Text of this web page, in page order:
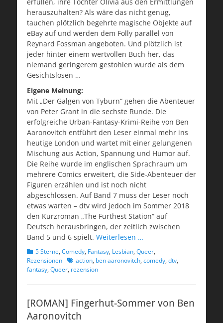
erfüllen, ihre Tochter Olivia aus den Ermittlungen
herauszuhalten? Als wäre das nicht genug,
tauchen plötzlich begehrte magische Objekte auf
eBay auf und werden dem Folly parallel von
Reynard Fossman angeboten. Und plötzlich ist
jeder hinter einem wertvollen Buch her, das
niemand geringerem gestohlen wurde als dem
Gesichtslosen …
Eigene Meinung:
Mit „Der Galgen von Tyburn“ gehen die Abenteuer
von Peter Grant in die sechste Runde. Die
erfolgreiche Urban-Fantasy-Krimi-Reihe von Ben
Aaronovitch entführt den Leser einmal mehr ins
heutige London und wartet mit einer gelungenen
Mischung aus Action, Spannung und Humor auf.
Die Reihe wurde im englischen Sprachraum um
mehrere Comics erweitert, die Side-Abenteuer der
Figuren erzählen und ist noch nicht
abgeschlossen. Auf Band 7 muss der Leser noch
etwas warten – dtv wird jedoch im Sommer 2018
den Kurzroman „The Furthest Station“ auf
Deutsch herausbringen, der zeitlich zwischen
Band 5 und 6 spielt. Weiterlesen …
Kategorien
5 Sterne, Comedy, Fantasy, Lesbian, Queer,
Rezensionen Schlagworte
action, ben aaronovitch, comedy, dtv,
fantasy, Queer, rezension
[ROMAN] Fingerhut-Sommer von Ben
Aaronovitch